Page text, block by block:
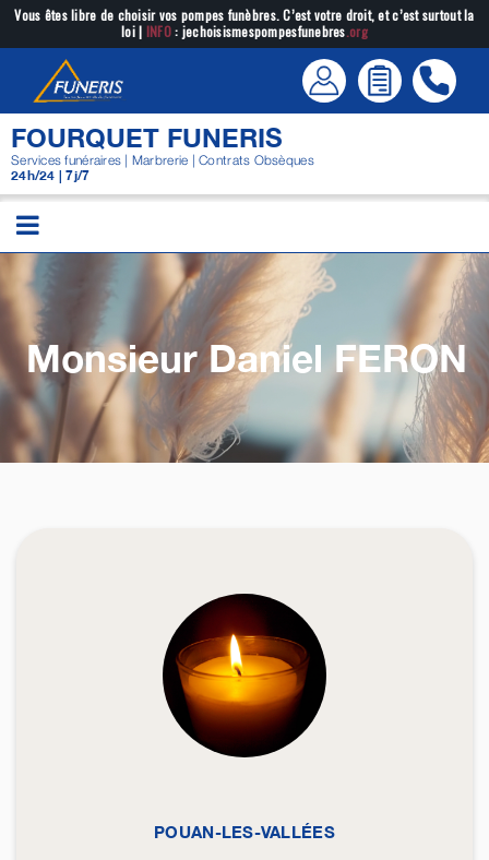
Passer
contenu
Vous êtes libre de choisir vos pompes funèbres. C’est votre droit, et c’est surtout la
loi | INFO: jechoisismespompesfunebres.org
FOURQUET FUNERIS
Services funéraires | Marbrerie | Contrats Obsèques
24h/24 | 7j/7
Monsieur DanielFERON
POUAN-LES-VALLÉES